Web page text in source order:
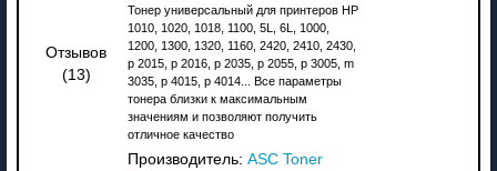
Отзывов
(13)
Тонер универсальный для принтеров HP
1010, 1020, 1018, 1100, 5L, 6L, 1000,
1200, 1300, 1320, 1160, 2420, 2410, 2430,
p 2015, p 2016, p 2035, p 2055, p 3005, m
3035, p 4015, p 4014... Все параметры
тонера близки к максимальным
значениям и позволяют получить
отличное качество
Производитель: ASC Toner